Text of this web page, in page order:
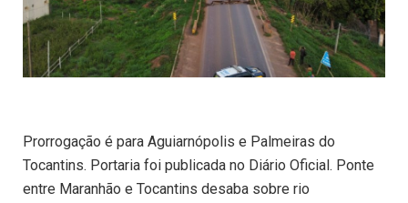
Prorrogação é para Aguiarnópolis e Palmeiras do
Tocantins. Portaria foi publicada no Diário Oficial. Ponte
entre Maranhão e Tocantins desaba sobre rio